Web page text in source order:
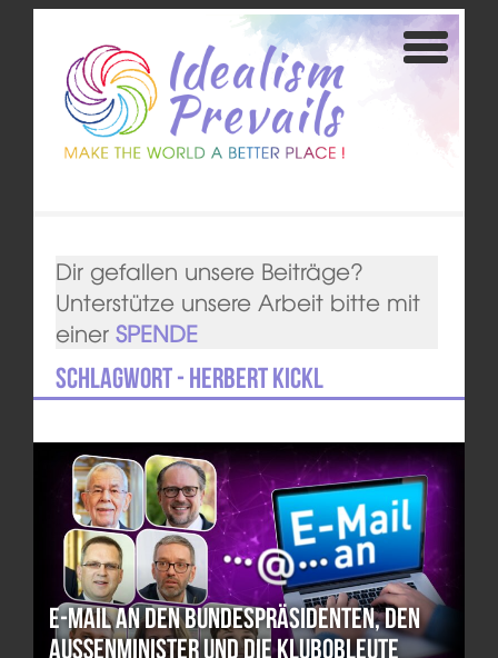
Dir gefallen unsere Beiträge?
Unterstütze unsere Arbeit bitte mit
einer SPENDE
Schlagwort - Herbert Kickl
E-Mail an den Bundespräsidenten, den
Außenminister und die Klubobleute